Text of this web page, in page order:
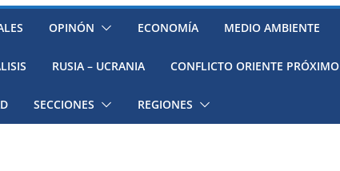
OPINÓN ECONOMÍA MEDIO AMBIENTE
RUSIA – UCRANIA CONFLICTO ORIENTE PRÓXIMO
SECCIONES REGIONES